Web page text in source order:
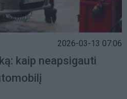
2026-03-13 07:06
kaip neapsigauti